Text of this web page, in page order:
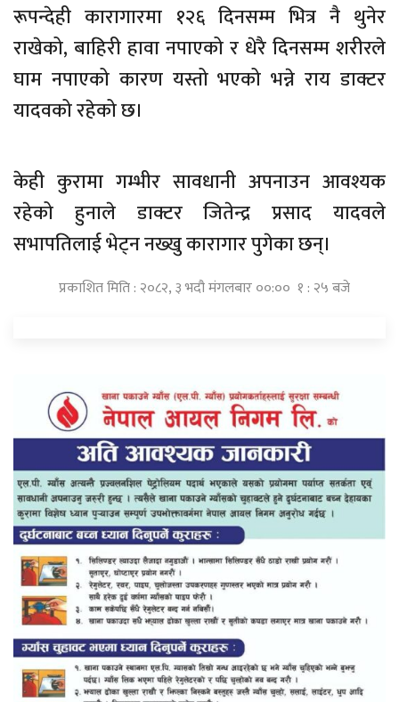
रूपन्देही कारागारमा १२६ दिनसम्म भित्र नै थुनेर
राखेको, बाहिरी हावा नपाएको र धेरै दिनसम्म शरीरले
घाम नपाएको कारण यस्तो भएको भन्ने राय डाक्टर
यादवको रहेको छ।
केही कुरामा गम्भीर सावधानी अपनाउन आवश्यक
रहेको हुनाले डाक्टर जितेन्द्र प्रसाद यादवले
सभापतिलाई भेट्न नख्खु कारागार पुगेका छन्।
प्रकाशित मिति : २०८२, ३ भदौ मंगलबार ००:०० १ : २५ बजे